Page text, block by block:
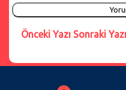
Önceki Yazı Sonraki Yazı